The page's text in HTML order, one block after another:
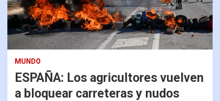
MUNDO
ESPAÑA: Los agricultores vuelven
a bloquear carreteras y nudos